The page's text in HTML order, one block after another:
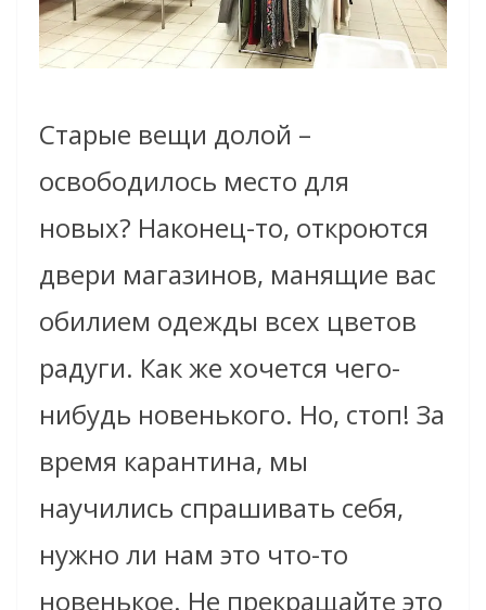
Старые вещи долой –
освободилось место для
новых? Наконец-то, откроются
двери магазинов, манящие вас
обилием одежды всех цветов
радуги. Как же хочется чего-
нибудь новенького. Но, стоп! За
время карантина, мы
научились спрашивать себя,
нужно ли нам это что-то
новенькое. Не прекращайте это